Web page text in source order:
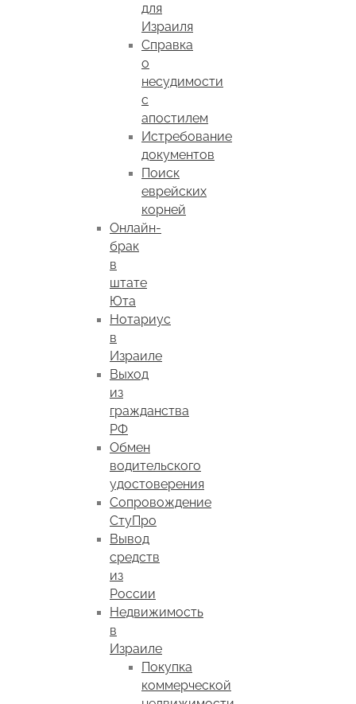
для
Израиля
Справка
о
несудимости
с
апостилем
Истребование
документов
Поиск
еврейских
корней
Онлайн-
брак
в
штате
Юта
Нотариус
в
Израиле
Выход
из
гражданства
РФ
Обмен
водительского
удостоверения
Сопровождение
СтуПро
Вывод
средств
из
России
Недвижимость
в
Израиле
Покупка
коммерческой